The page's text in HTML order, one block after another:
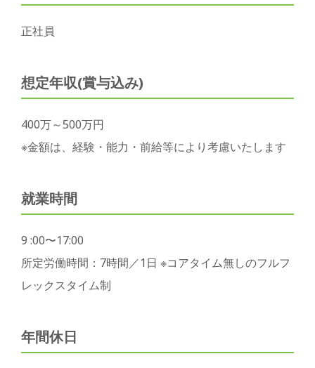
正社員
想定年収(賞与込み)
400万～500万円
※金額は、経験・能力・前給等により考慮いたします
就業時間
9 :00〜17:00
所定労働時間：7時間／1日 ※コアタイム無しのフルフ
レックスタイム制
年間休日